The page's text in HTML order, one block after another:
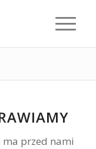
ma przed nami